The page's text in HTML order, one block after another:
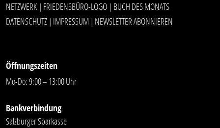
NETZWERK | FRIEDENSBÜRO-LOGO | BUCH DES MONATS
DATENSCHUTZ | IMPRESSUM | NEWSLETTER ABONNIEREN
Öffnungszeiten
Mo-Do: 9:00 – 13:00 Uhr
Bankverbindung
Salzburger Sparkasse